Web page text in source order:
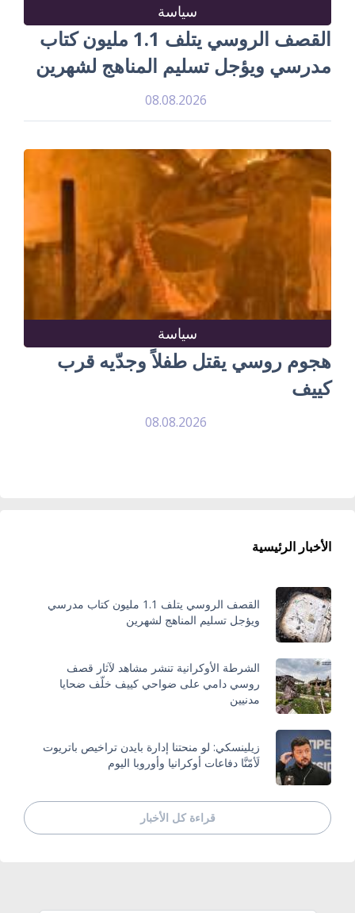
سياسة
القصف الروسي يتلف 1.1 مليون كتاب
مدرسي ويؤجل تسليم المناهج لشهرين
08.08.2026
سياسة
هجوم روسي يقتل طفلاً وجدّيه قرب
كييف
08.08.2026
الأخبار الرئيسية
القصف الروسي يتلف 1.1 مليون كتاب مدرسي
ويؤجل تسليم المناهج لشهرين
الشرطة الأوكرانية تنشر مشاهد لآثار قصف
روسي دامي على ضواحي كييف خلّف ضحايا
مدنيين
زيلينسكي: لو منحتنا إدارة بايدن تراخيص باتريوت
لَأمّنَّا دفاعات أوكرانيا وأوروبا اليوم
قراءة كل الأخبار